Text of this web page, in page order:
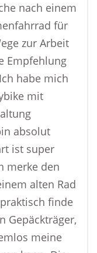
nach einem
für
zur Arbeit
Empfehlung
habe mich
mit
absolut
ist super
merke den
alten Rad
finde
Gepäckträger,
meine